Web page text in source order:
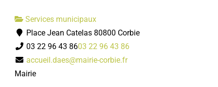
PRATIQUE
LOISIRS
Services municipaux
Place Jean Catelas 80800 Corbie
03 22 96 43 8603 22 96 43 86
accueil.daes@mairie-corbie.fr
Mairie